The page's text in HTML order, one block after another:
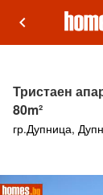
keyboard_arrow_left
Тристаен
80m²
гр.Дупница,